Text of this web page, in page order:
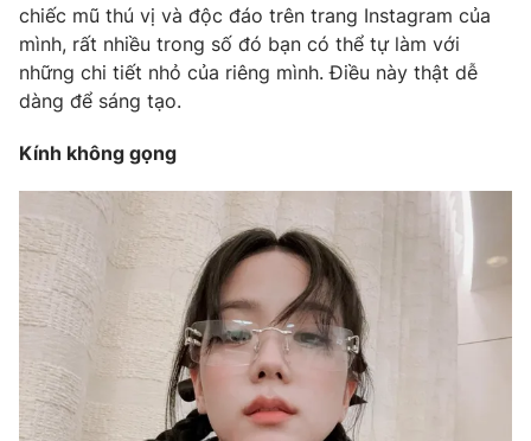
chiếc mũ thú vị và độc đáo trên trang Instagram của
mình, rất nhiều trong số đó bạn có thể tự làm với
những chi tiết nhỏ của riêng mình. Điều này thật dễ
dàng để sáng tạo.
Kính không gọng